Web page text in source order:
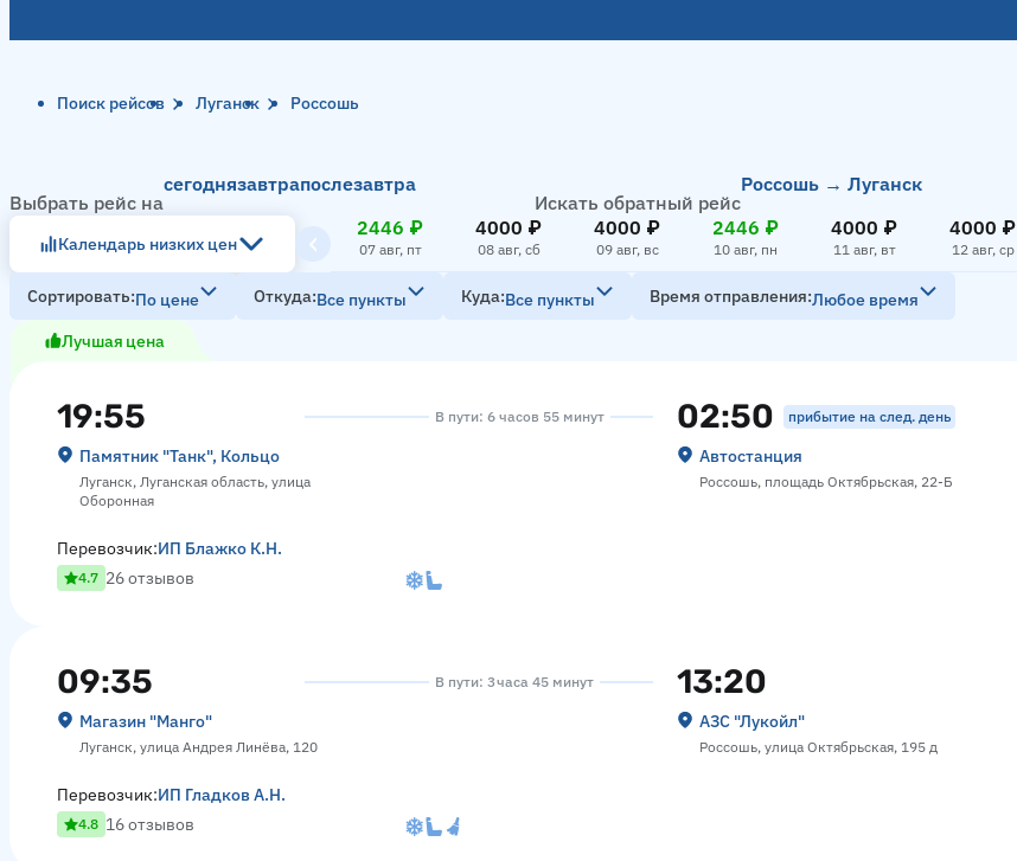
Поиск рейсов Луганск Россошь
Выбрать рейс на
сегоднязавтрапослезавтра
Искать обратный рейс
Россошь → Луганск
Календарь низких цен
2446 ₽
07 авг, пт
4000 ₽
08 авг, сб
4000 ₽
09 авг, вс
2446 ₽
10 авг, пн
4000 ₽
11 авг, вт
4000 ₽
12 авг, ср
Сортировать По цене Откуда Все пункты Куда Все пункты Время отправления Любое время
Лучшая цена
19:55
Памятник "Танк", Кольцо
Луганск, Луганская область, улица
Оборонная
В пути: 6 часов 55 минут 02:50 прибытие на след. день
Автостанция
Россошь, площадь Октябрьская, 22-Б
Перевозчик:ИП Блажко К.Н.
4.7 26 отзывов
09:35
Магазин "Манго"
Луганск, улица Андрея Линёва, 120
В пути: 3 часа 45 минут 13:20
АЗС "Лукойл"
Россошь, улица Октябрьская, 195 д
Перевозчик:ИП Гладков А.Н.
4.8 16 отзывов